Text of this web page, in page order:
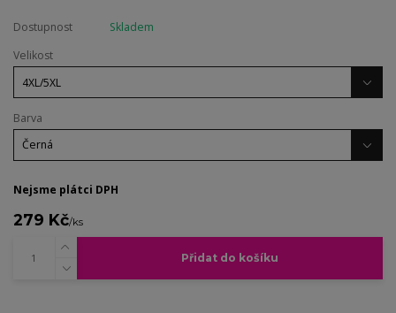
Dostupnost
Skladem
Velikost
Barva
Nejsme plátci DPH
279 Kč/ks
Přidat do košíku